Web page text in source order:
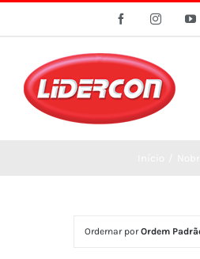
conteúdo
FacebookInstagram
Ordernar porOrdem